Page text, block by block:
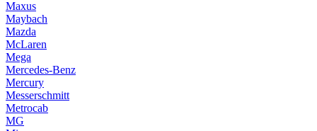
Maxus
Maybach
Mazda
McLaren
Mega
Mercedes-Benz
Mercury
Messerschmitt
Metrocab
MG